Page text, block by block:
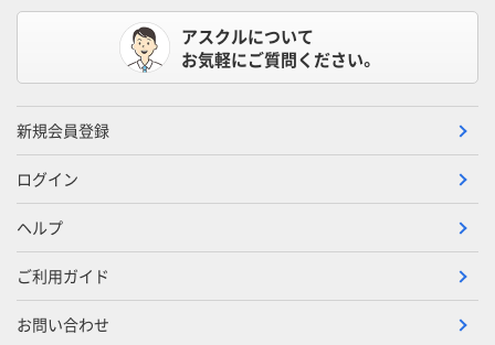
アスクルについて
お気軽にご質問ください。
新規会員登録
ログイン
ヘルプ
ご利用ガイド
お問い合わせ